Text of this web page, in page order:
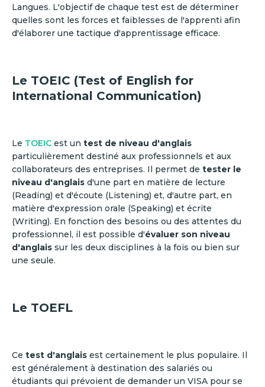
Langues. L'objectif de chaque test est de déterminer
quelles sont les forces et faiblesses de l'apprenti afin
d'élaborer une tactique d'apprentissage efficace.
Le TOEIC (Test of English for
International Communication)
Le TOEIC est un test de niveau d'anglais
particulièrement destiné aux professionnels et aux
collaborateurs des entreprises. Il permet de tester le
niveau d'anglais d'une part en matière de lecture
(Reading) et d'écoute (Listening) et, d'autre part, en
matière d'expression orale (Speaking) et écrite
(Writing). En fonction des besoins ou des attentes du
professionnel, il est possible d'évaluer son niveau
d'anglais sur les deux disciplines à la fois ou bien sur
une seule.
Le TOEFL
Ce test d'anglais est certainement le plus populaire. Il
est généralement à destination des salariés ou
étudiants qui prévoient de demander un VISA pour se